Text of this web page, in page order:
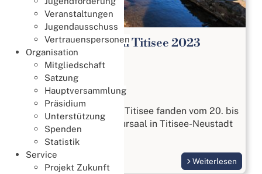
Veranstaltungen
Jugendausschuss
Vertrauenspersonen
Organisation
Mitgliedschaft
Satzung
Hauptversammlung
Präsidium
Unterstützung
Spenden
Statistik
Service
Projekt Zukunft
DBV Bridge Tage in Titisee 2023
Bridge Tage
22. Oktober 2023
Bridge Tage
Die DBV Bridge Tage in Titisee fanden vom 20. bis
22. Oktober 2023 im Kursaal in Titisee-Neustadt
Weiterlesen